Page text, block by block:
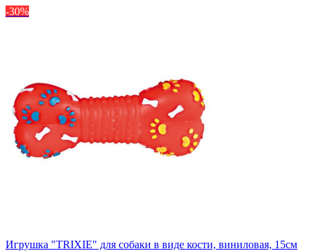
-30%
Игрушка "TRIXIE" для собаки в виде кости, виниловая, 15см